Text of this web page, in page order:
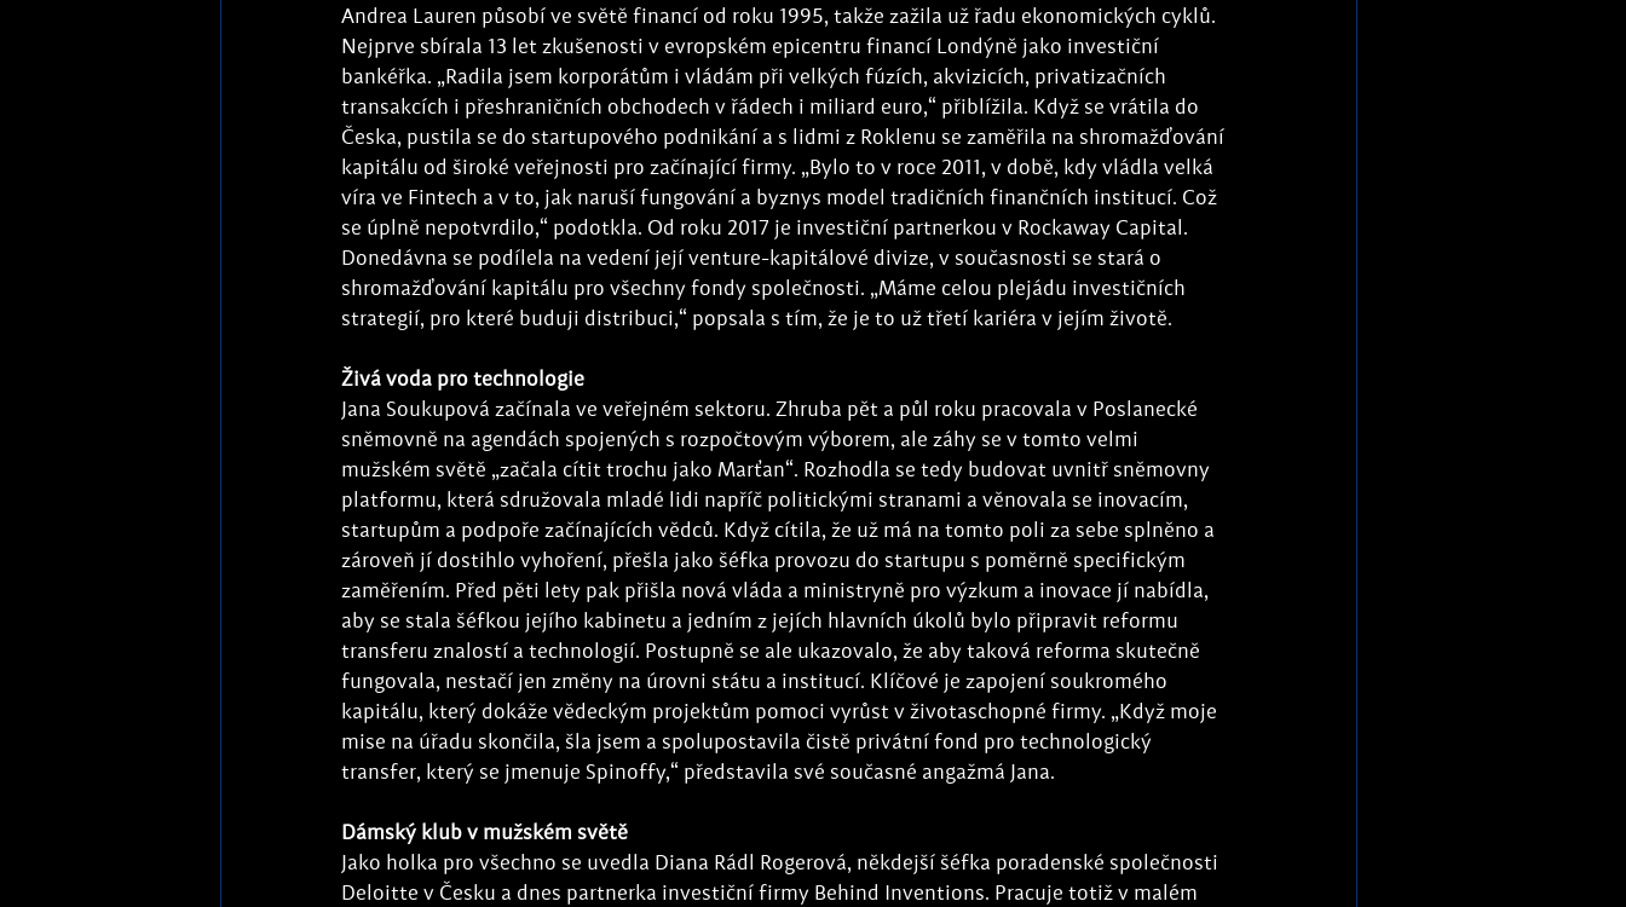
Andrea Lauren působí ve světě financí od roku 1995, takže zažila už řadu ekonomických cyklů.
Nejprve sbírala 13 let zkušenosti v evropském epicentru financí Londýně jako investiční
bankéřka. „Radila jsem korporátům i vládám při velkých fúzích, akvizicích, privatizačních
transakcích i přeshraničních obchodech v řádech i miliard euro,“ přiblížila. Když se vrátila do
Česka, pustila se do startupového podnikání a s lidmi z Roklenu se zaměřila na shromažďování
kapitálu od široké veřejnosti pro začínající firmy. „Bylo to v roce 2011, v době, kdy vládla velká
víra ve Fintech a v to, jak naruší fungování a byznys model tradičních finančních institucí. Což
se úplně nepotvrdilo,“ podotkla. Od roku 2017 je investiční partnerkou v Rockaway Capital.
Donedávna se podílela na vedení její venture-kapitálové divize, v současnosti se stará o
shromažďování kapitálu pro všechny fondy společnosti. „Máme celou plejádu investičních
strategií, pro které buduji distribuci,“ popsala s tím, že je to už třetí kariéra v jejím životě.
Živá voda pro technologie
Jana Soukupová začínala ve veřejném sektoru. Zhruba pět a půl roku pracovala v Poslanecké
sněmovně na agendách spojených s rozpočtovým výborem, ale záhy se v tomto velmi
mužském světě „začala cítit trochu jako Marťan“. Rozhodla se tedy budovat uvnitř sněmovny
platformu, která sdružovala mladé lidi napříč politickými stranami a věnovala se inovacím,
startupům a podpoře začínajících vědců. Když cítila, že už má na tomto poli za sebe splněno a
zároveň jí dostihlo vyhoření, přešla jako šéfka provozu do startupu s poměrně specifickým
zaměřením. Před pěti lety pak přišla nová vláda a ministryně pro výzkum a inovace jí nabídla,
aby se stala šéfkou jejího kabinetu a jedním z jejích hlavních úkolů bylo připravit reformu
transferu znalostí a technologií. Postupně se ale ukazovalo, že aby taková reforma skutečně
fungovala, nestačí jen změny na úrovni státu a institucí. Klíčové je zapojení soukromého
kapitálu, který dokáže vědeckým projektům pomoci vyrůst v životaschopné firmy. „Když moje
mise na úřadu skončila, šla jsem a spolupostavila čistě privátní fond pro technologický
transfer, který se jmenuje Spinoffy,“ představila své současné angažmá Jana.
Dámský klub v mužském světě
Jako holka pro všechno se uvedla Diana Rádl Rogerová, někdejší šéfka poradenské společnosti
Deloitte v Česku a dnes partnerka investiční firmy Behind Inventions. Pracuje totiž v malém